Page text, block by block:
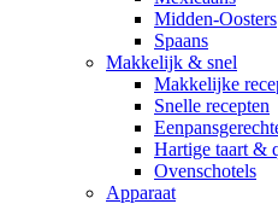
Midden-Oosters
Spaans
Makkelijk & snel
Makkelijke
Snelle recepten
Hartige taart &
Ovenschotels
Apparaat